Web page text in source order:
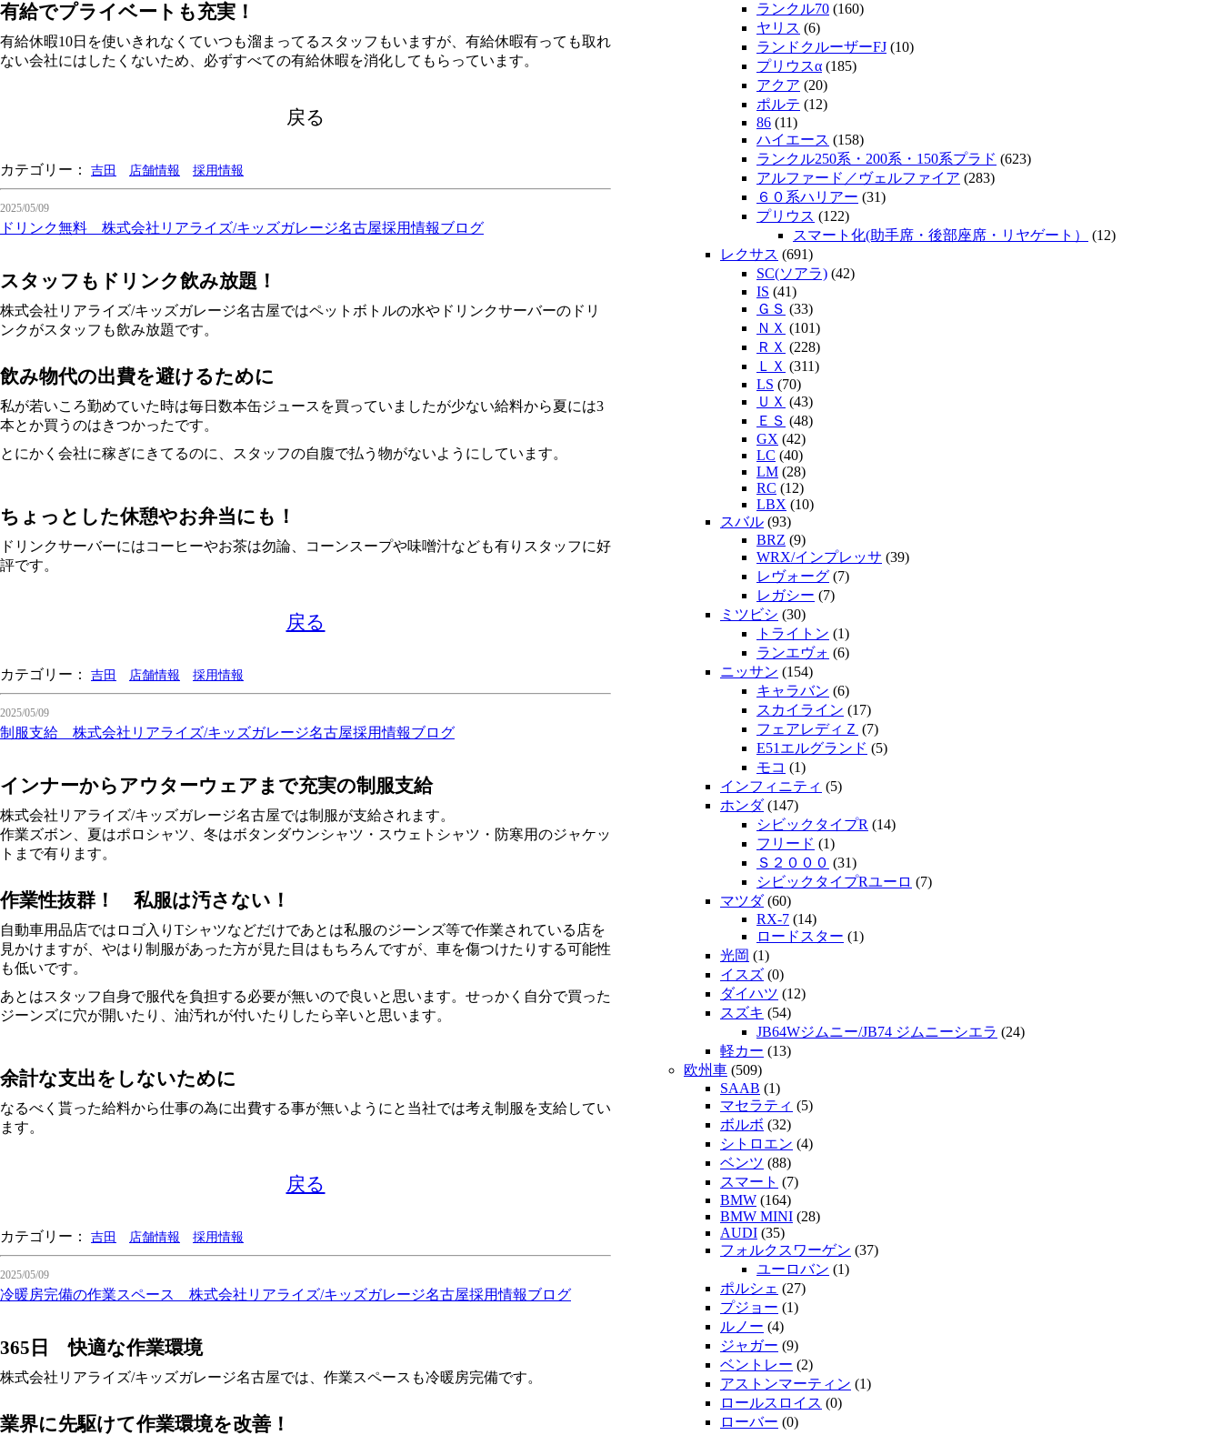
有給でプライベートも充実！
有給休暇10日を使いきれなくていつも溜まってるスタッフもいますが、有給休暇有っても取れ
ない会社にはしたくないため、必ずすべての有給休暇を消化してもらっています。
戻る
カテゴリー： 吉田 店舗情報 採用情報
2025/05/09
ドリンク無料 株式会社リアライズ/キッズガレージ名古屋採用情報ブログ
スタッフもドリンク飲み放題！
株式会社リアライズ/キッズガレージ名古屋ではペットボトルの水やドリンクサーバーのドリ
ンクがスタッフも飲み放題です。
飲み物代の出費を避けるために
私が若いころ勤めていた時は毎日数本缶ジュースを買っていましたが少ない給料から夏には3
本とか買うのはきつかったです。
とにかく会社に稼ぎにきてるのに、スタッフの自腹で払う物がないようにしています。
ちょっとした休憩やお弁当にも！
ドリンクサーバーにはコーヒーやお茶は勿論、コーンスープや味噌汁なども有りスタッフに好
評です。
戻る
カテゴリー： 吉田 店舗情報 採用情報
2025/05/09
制服支給 株式会社リアライズ/キッズガレージ名古屋採用情報ブログ
インナーからアウターウェアまで充実の制服支給
株式会社リアライズ/キッズガレージ名古屋では制服が支給されます。
作業ズボン、夏はポロシャツ、冬はボタンダウンシャツ・スウェトシャツ・防寒用のジャケッ
トまで有ります。
作業性抜群！ 私服は汚さない！
自動車用品店ではロゴ入りTシャツなどだけであとは私服のジーンズ等で作業されている店を
見かけますが、やはり制服があった方が見た目はもちろんですが、車を傷つけたりする可能性
も低いです。
あとはスタッフ自身で服代を負担する必要が無いので良いと思います。せっかく自分で買った
ジーンズに穴が開いたり、油汚れが付いたりしたら辛いと思います。
余計な支出をしないために
なるべく貰った給料から仕事の為に出費する事が無いようにと当社では考え制服を支給してい
ます。
戻る
カテゴリー： 吉田 店舗情報 採用情報
2025/05/09
冷暖房完備の作業スペース 株式会社リアライズ/キッズガレージ名古屋採用情報ブログ
365日 快適な作業環境
株式会社リアライズ/キッズガレージ名古屋では、作業スペースも冷暖房完備です。
業界に先駆けて作業環境を改善！
ランクル70 (160)
ヤリス (6)
ランドクルーザーFJ (10)
プリウスα (185)
アクア (20)
ポルテ (12)
86 (11)
ハイエース (158)
ランクル250系・200系・150系プラド (623)
アルファード／ヴェルファイア (283)
６０系ハリアー (31)
プリウス (122)
スマート化(助手席・後部座席・リヤゲート）
(12)
レクサス (691)
SC(ソアラ) (42)
IS (41)
ＧＳ (33)
ＮＸ (101)
ＲＸ (228)
ＬＸ (311)
LS (70)
ＵＸ (43)
ＥＳ (48)
GX (42)
LC (40)
LM (28)
RC (12)
LBX (10)
スバル (93)
BRZ (9)
WRX/インプレッサ (39)
レヴォーグ (7)
レガシー (7)
ミツビシ (30)
トライトン (1)
ランエヴォ (6)
ニッサン (154)
キャラバン (6)
スカイライン (17)
フェアレディＺ (7)
E51エルグランド (5)
モコ (1)
インフィニティ (5)
ホンダ(147)
シビックタイプR (14)
フリード (1)
Ｓ２０００ (31)
シビックタイプRユーロ (7)
マツダ(60)
RX-7 (14)
ロードスター (1)
光岡 (1)
イスズ (0)
ダイハツ (12)
スズキ (54)
JB64Wジムニー/JB74 ジムニーシエラ (24)
軽カー (13)
欧州車 (509)
SAAB (1)
マセラティ (5)
ボルボ (32)
シトロエン (4)
ベンツ (88)
スマート (7)
BMW (164)
BMW MINI (28)
AUDI (35)
フォルクスワーゲン (37)
ユーロバン (1)
ポルシェ (27)
プジョー (1)
ルノー (4)
ジャガー (9)
ベントレー (2)
アストンマーティン (1)
ロールスロイス (0)
ローバー (0)